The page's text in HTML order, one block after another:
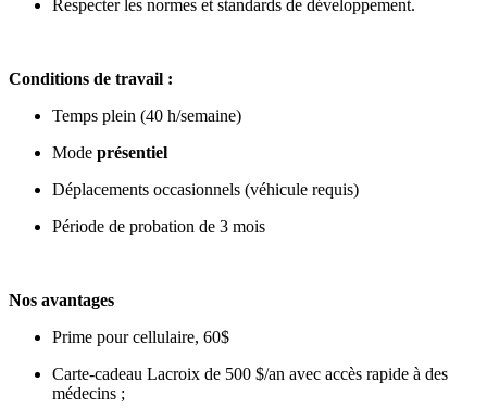
Respecter les normes et standards de développement.
Conditions de travail :
Temps plein (40 h/semaine)
Mode présentiel
Déplacements occasionnels (véhicule requis)
Période de probation de 3 mois
Nos avantages
Prime pour cellulaire, 60$
Carte-cadeau Lacroix de 500 $/an avec accès rapide à des
médecins ;